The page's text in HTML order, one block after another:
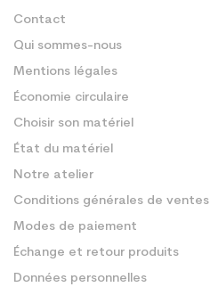
Contact
Qui sommes-nous
Mentions légales
Économie circulaire
Choisir son matériel
État du matériel
Notre atelier
Conditions générales de ventes
Modes de paiement
Échange et retour produits
Données personnelles